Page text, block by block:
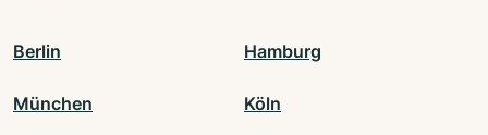
Berlin Hamburg
München Köln